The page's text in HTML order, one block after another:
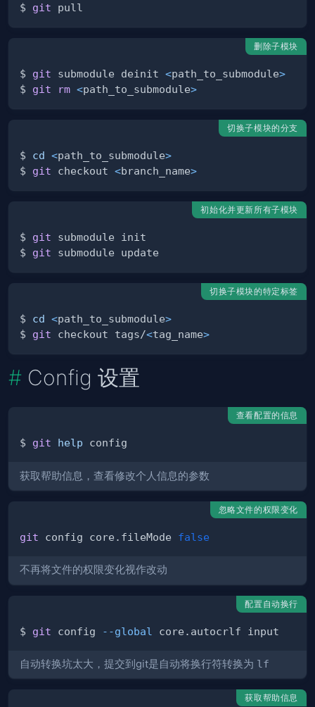
$ git
删除子模块
$ git submodule deinit <path_to_submodule>
$ git rm <path_to_submodule>
切换子模块的分支
$ cd <path_to_submodule>
$ git checkout <branch_name>
初始化并更新所有子模块
$ git
$ git
切换子模块的特定标签
$ cd <path_to_submodule>
$ git checkout tags/<tag_name>
Config 设置
查看配置的信息
$ git help
获取帮助信息，查看修改个人信息的参数
忽略文件的权限变化
git config core.fileMode false
不再将文件的权限变化视作改动
配置自动换行
$ git config --global
自动转换坑太大，提交到git是自动将换行符转换为 lf
获取帮助信息